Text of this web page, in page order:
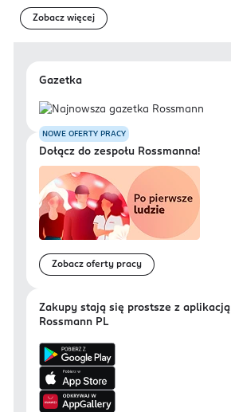
Zobacz więcej
Gazetka
NOWE OFERTY PRACY
Dołącz do zespołu Rossmanna!
Zobacz oferty pracy
Zakupy stają się prostsze z aplikacją
Rossmann PL